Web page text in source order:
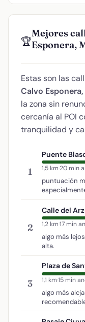
🏆
Mejores
Esponera,
Estas son las
Calvo
la zona sin
cercanía al POI
tranquilidad y
1
Puente
1,5 km·20 min
puntuación
2
Calle del
1,2 km·17 min
algo más
alta.
3
Plaza de
1,1 km·15 min
algo más